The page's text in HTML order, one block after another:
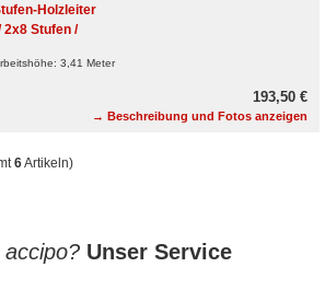
Holzleiter
2x8 Stufen /
3,41 Meter
193,50 €
→ Beschreibung und Fotos anzeigen
6Artikeln)
Unser Service